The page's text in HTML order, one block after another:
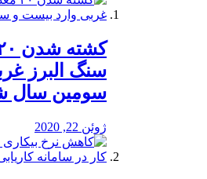
سنگ البرز
سومین سال
ژوئن 22, 2020